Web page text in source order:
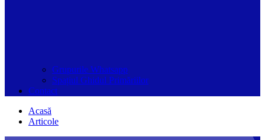
Grupurile Whatsapp
Spațiul Ghidul Primăriilor
Contact
Acasă
Articole